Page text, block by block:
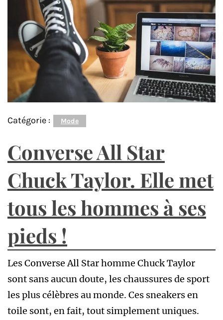
Catégorie : Mode
Converse All Star
Chuck Taylor. Elle met
tous les hommes à ses
pieds !
Les Converse All Star homme Chuck Taylor
sont sans aucun doute, les chaussures de sport
les plus célèbres au monde. Ces sneakers en
toile sont, en fait, tout simplement uniques.